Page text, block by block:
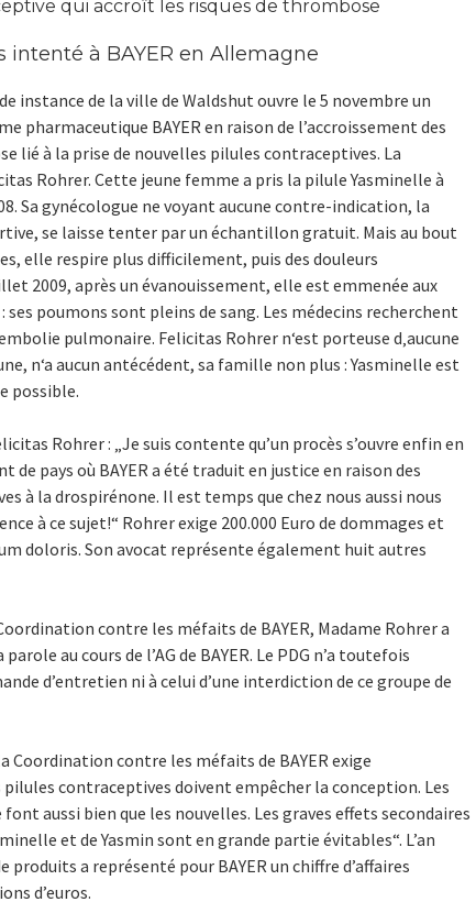
qui accroît les risques de thrombose
intenté à BAYER en Allemagne
instance de la ville de Waldshut ouvre le 5 novembre un
pharmaceutique BAYER en raison de l’accroissement des
lié à la prise de nouvelles pilules contraceptives. La
Rohrer. Cette jeune femme a pris la pilule Yasminelle à
Sa gynécologue ne voyant aucune contre-indication, la
se laisse tenter par un échantillon gratuit. Mais au bout
elle respire plus difficilement, puis des douleurs
2009, après un évanouissement, elle est emmenée aux
ses poumons sont pleins de sang. Les médecins recherchent
pulmonaire. Felicitas Rohrer n‘est porteuse d‚aucune
n‘a aucun antécédent, sa famille non plus : Yasminelle est
possible.
Rohrer : „Je suis contente qu’un procès s’ouvre enfin en
de pays où BAYER a été traduit en justice en raison des
à la drospirénone. Il est temps que chez nous aussi nous
à ce sujet!“ Rohrer exige 200.000 Euro de dommages et
doloris. Son avocat représente également huit autres
contre les méfaits de BAYER, Madame Rohrer a
au cours de l’AG de BAYER. Le PDG n’a toutefois
d’entretien ni à celui d’une interdiction de ce groupe de
Coordination contre les méfaits de BAYER exige
pilules contraceptives doivent empêcher la conception. Les
aussi bien que les nouvelles. Les graves effets secondaires
et de Yasmin sont en grande partie évitables“. L’an
produits a représenté pour BAYER un chiffre d’affaires
d’euros.